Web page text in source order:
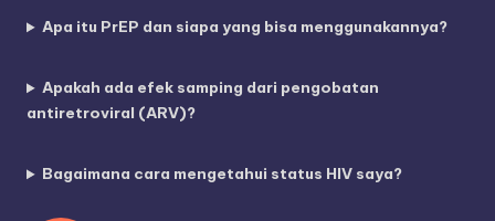
Apa itu PrEP dan siapa yang bisa menggunakannya?
Apakah ada efek samping dari pengobatan
antiretroviral (ARV)?
Bagaimana cara mengetahui status HIV saya?